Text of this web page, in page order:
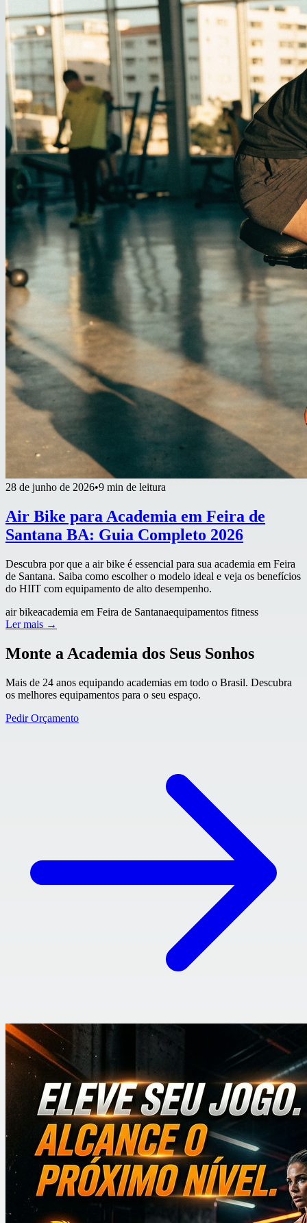
28 de junho de 2026•9 min de leitura
Air Bike para Academia em Feira de
Santana BA: Guia Completo 2026
Descubra por que a air bike é essencial para sua academia em Feira
de Santana. Saiba como escolher o modelo ideal e veja os benefícios
do HIIT com equipamento de alto desempenho.
air bikeacademia em Feira de Santanaequipamentos fitness
Ler mais →
Monte a Academia dos Seus Sonhos
Mais de 24 anos equipando academias em todo o Brasil. Descubra
os melhores equipamentos para o seu espaço.
Pedir Orçamento